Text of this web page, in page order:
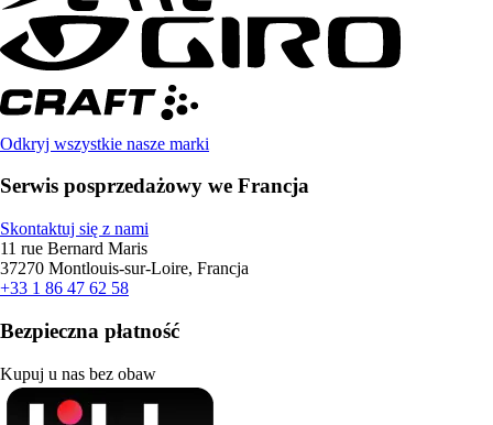
Odkryj wszystkie nasze marki
Serwis posprzedażowy we Francja
Skontaktuj się z nami
11 rue Bernard Maris
37270 Montlouis-sur-Loire, Francja
+33 1 86 47 62 58
Bezpieczna płatność
Kupuj u nas bez obaw